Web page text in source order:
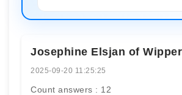
Josephine Elsjan of Wipper
2025-09-20 11:25:25
Count answers : 12